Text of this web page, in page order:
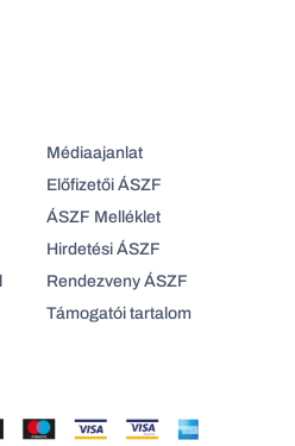
Médiaajanlat
Előfizetői ÁSZF
ÁSZF Melléklet
Hirdetési ÁSZF
Rendezveny ÁSZF
Támogatói tartalom